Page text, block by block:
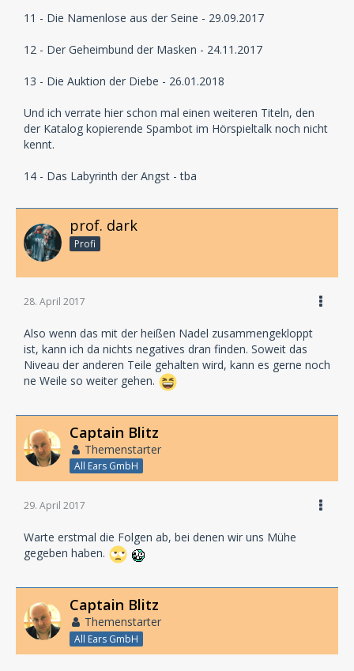
11 - Die Namenlose aus der Seine - 29.09.2017
12 - Der Geheimbund der Masken - 24.11.2017
13 - Die Auktion der Diebe - 26.01.2018
Und ich verrate hier schon mal einen weiteren Titeln, den
der Katalog kopierende Spambot im Hörspieltalk noch nicht
kennt.
14 - Das Labyrinth der Angst - tba
prof. dark
Profi
28. April 2017
Also wenn das mit der heißen Nadel zusammengekloppt
ist, kann ich da nichts negatives dran finden. Soweit das
Niveau der anderen Teile gehalten wird, kann es gerne noch
ne Weile so weiter gehen.
Captain Blitz
Themenstarter
All Ears GmbH
29. April 2017
Warte erstmal die Folgen ab, bei denen wir uns Mühe
gegeben haben.
Captain Blitz
Themenstarter
All Ears GmbH